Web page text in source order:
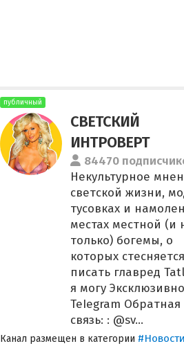
публичный
СВЕТСКИЙ
ИНТРОВЕРТ
84470
Некультурное
светской жизни,
тусовках и
местах местной (и
только) богемы, о
которых стесняется
писать главред
я могу
TeIegram Обратная
связь: : @sv...
Канал размещен в категории #Новости